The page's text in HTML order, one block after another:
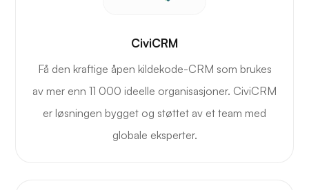
CiviCRM
Få den kraftige åpen kildekode-CRM som brukes
av mer enn 11 000 ideelle organisasjoner. CiviCRM
er løsningen bygget og støttet av et team med
globale eksperter.